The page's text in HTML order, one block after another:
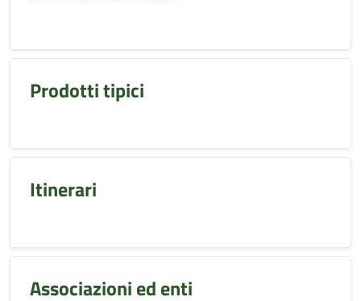
Prodotti tipici
Itinerari
Associazioni ed enti